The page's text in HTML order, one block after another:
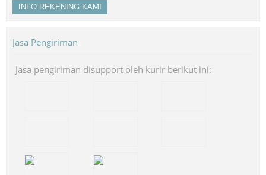
INFO REKENING KAMI
Jasa Pengiriman
Jasa pengiriman disupport oleh kurir berikut ini: